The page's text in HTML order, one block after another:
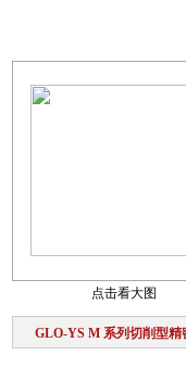
点击看大图
GLO-YS M 系列切削型精